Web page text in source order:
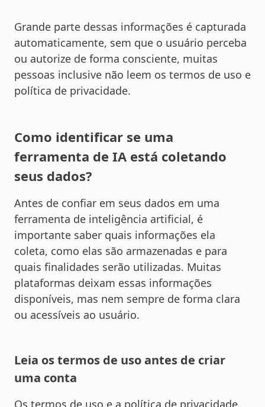
Grande parte dessas informações é capturada
automaticamente, sem que o usuário perceba
ou autorize de forma consciente, muitas
pessoas inclusive não leem os termos de uso e
política de privacidade.
Como identificar se uma
ferramenta de IA está coletando
seus dados?
Antes de confiar em seus dados em uma
ferramenta de inteligência artificial, é
importante saber quais informações ela
coleta, como elas são armazenadas e para
quais finalidades serão utilizadas. Muitas
plataformas deixam essas informações
disponíveis, mas nem sempre de forma clara
ou acessíveis ao usuário.
Leia os termos de uso antes de criar
uma conta
Os termos de uso e a política de privacidade